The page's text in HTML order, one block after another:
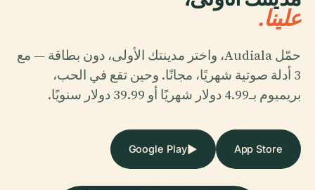
علينا.
حمّل Audiala، واختر مدينتك الأولى، دون بطاقة — مع
3 أدلة صوتية شهريًا، مجانًا. وحين تقع في الحب،
بريميوم بـ4.99 دولار شهريًا أو 39.99 دولار سنويًا.
App Store
▶
Google Play